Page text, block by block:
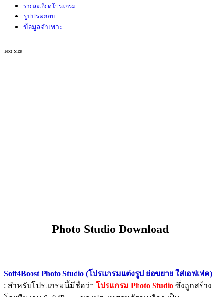
รายละเอียดโปรแกรม
รูปประกอบ
ข้อมูลจำเพาะ
Text Size
Photo Studio Download
Soft4Boost Photo Studio (โปรแกรมแต่งรูป ย่อขยาย ใส่เอฟเฟค)
: สำหรับโปรแกรมนี้มีชื่อว่า โปรแกรม Photo Studio ซึ่งถูกสร้าง